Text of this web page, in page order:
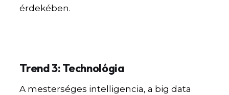
érdekében.
Trend 3: Technológia
A mesterséges intelligencia, a big data